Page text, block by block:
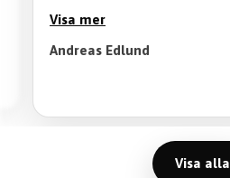
Visa mer
Andreas Edlund
Visa alla